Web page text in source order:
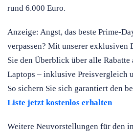
rund 6.000 Euro.
Anzeige: Angst, das beste Prime-
verpassen? Mit unserer exklusiven
Sie den Überblick über alle Rabatte
Laptops – inklusive Preisvergleich
So sichern Sie sich garantiert den
Liste jetzt kostenlos erhalten
Weitere Neuvorstellungen für den